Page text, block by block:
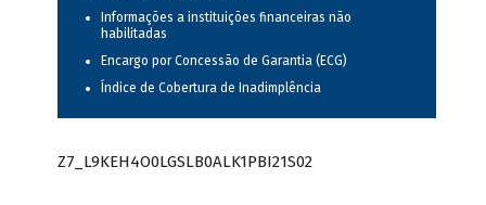
Informações a instituições financeiras não
habilitadas
Encargo por Concessão de Garantia (ECG)
Índice de Cobertura de Inadimplência
Z7_L9KEH4O0LGSLB0ALK1PBI21S02